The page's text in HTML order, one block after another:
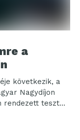
a
következik, a
Nagydíjon
rendezett teszt